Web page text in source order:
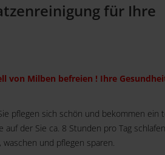
für Ihre
von Milben befreien ! Ihre
pflegen sich schön und bekommen ein
der Sie ca. 8 Stunden pro Tag
und pflegen sparen.